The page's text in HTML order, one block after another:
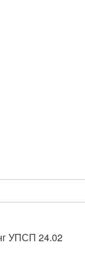
УПСП 24.02